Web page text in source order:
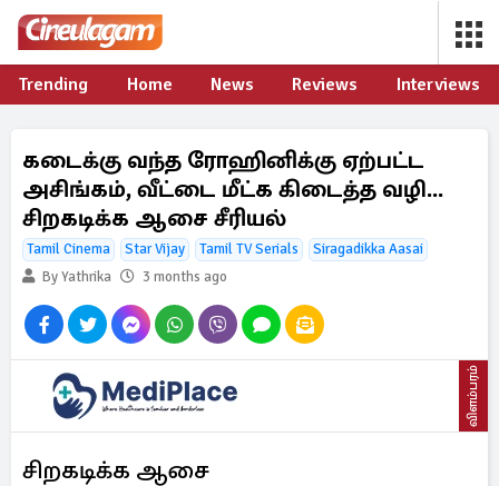
Trending Home News Reviews Interviews
கடைக்கு வந்த ரோஹினிக்கு ஏற்பட்ட
அசிங்கம், வீட்டை மீட்க கிடைத்த வழி...
சிறகடிக்க ஆசை சீரியல்
Tamil Cinema Star Vijay Tamil TV Serials
Siragadikka Aasai
By Yathrika
3 months ago
விளம்பரம்
சிறகடிக்க ஆசை